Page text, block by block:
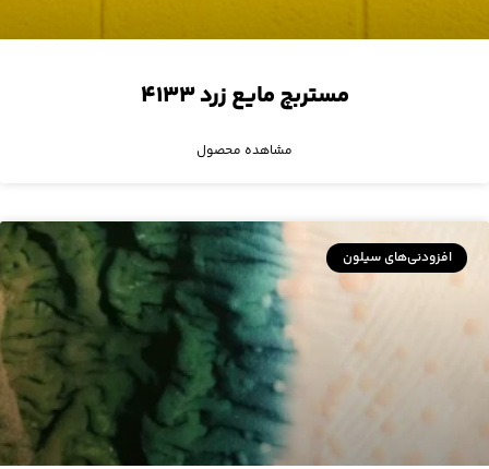
مستربچ مایع زرد ۴۱۳۳
مشاهده محصول
افزودنی‌های سیلون